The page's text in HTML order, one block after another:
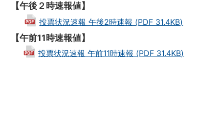
【午後２時速報値】
投票状況速報 午後2時速報 (PDF 31.4KB)
【午前11時速報値】
投票状況速報 午前11時速報 (PDF 31.4KB)